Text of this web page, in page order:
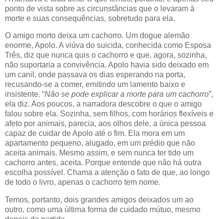
ponto de vista sobre as circunstâncias que o levaram à
morte e suas consequências, sobretudo para ela.
O amigo morto deixa um cachorro. Um dogue alemão
enorme, Apolo. A viúva do suicida, conhecida como Esposa
Três, diz que nunca quis o cachorro e que, agora, sozinha,
não suportaria a convivência. Apolo havia sido deixado em
um canil, onde passava os dias esperando na porta,
recusando-se a comer, emitindo um lamento baixo e
insistente. “Não se pode explicar a morte para um cachorro”,
ela diz. Aos poucos, a narradora descobre o que o amigo
falou sobre ela. Sozinha, sem filhos, com horários flexíveis e
afeto por animais, parecia, aos olhos dele, a única pessoa
capaz de cuidar de Apolo até o fim. Ela mora em um
apartamento pequeno, alugado, em um prédio que não
aceita animais. Mesmo assim, e sem nunca ter tido um
cachorro antes, aceita. Porque entende que não há outra
escolha possível. Chama a atenção o fato de que, ao longo
de todo o livro, apenas o cachorro tem nome.
Temos, portanto, dois grandes amigos deixados um ao
outro, como uma última forma de cuidado mútuo, mesmo